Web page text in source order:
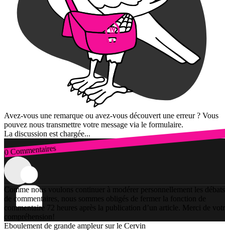
Avez-vous une remarque ou avez-vous découvert une erreur ? Vous
pouvez nous transmettre votre message via le formulaire.
La discussion est chargée...
0 Commentaires
Connexion
Comme nous voulons continuer à modérer personnellement les débats
de commentaires, nous sommes obligés de fermer la fonction de
commentaire 72 heures après la publication d’un article. Merci de
compréhension!
Eboulement de grande ampleur sur le Cervin